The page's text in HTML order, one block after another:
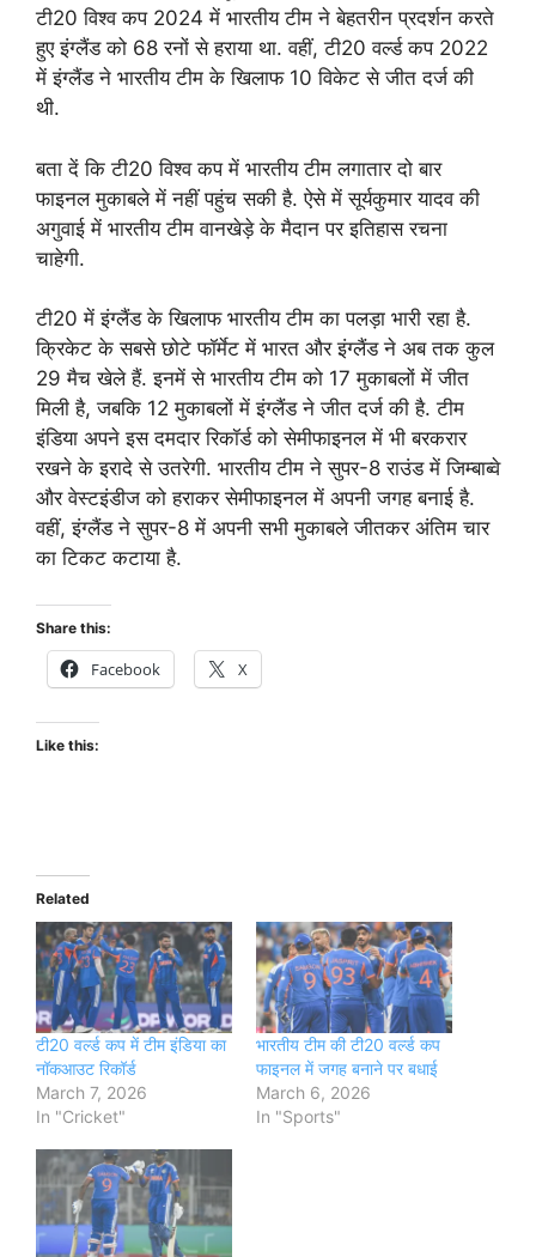
टी20 विश्व कप 2024 में भारतीय टीम ने बेहतरीन प्रदर्शन करते
हुए इंग्लैंड को 68 रनों से हराया था. वहीं, टी20 वर्ल्ड कप 2022
में इंग्लैंड ने भारतीय टीम के खिलाफ 10 विकेट से जीत दर्ज की
थी.
बता दें कि टी20 विश्व कप में भारतीय टीम लगातार दो बार
फाइनल मुकाबले में नहीं पहुंच सकी है. ऐसे में सूर्यकुमार यादव की
अगुवाई में भारतीय टीम वानखेड़े के मैदान पर इतिहास रचना
चाहेगी.
टी20 में इंग्लैंड के खिलाफ भारतीय टीम का पलड़ा भारी रहा है.
क्रिकेट के सबसे छोटे फॉर्मेट में भारत और इंग्लैंड ने अब तक कुल
29 मैच खेले हैं. इनमें से भारतीय टीम को 17 मुकाबलों में जीत
मिली है, जबकि 12 मुकाबलों में इंग्लैंड ने जीत दर्ज की है. टीम
इंडिया अपने इस दमदार रिकॉर्ड को सेमीफाइनल में भी बरकरार
रखने के इरादे से उतरेगी. भारतीय टीम ने सुपर-8 राउंड में जिम्बाब्वे
और वेस्टइंडीज को हराकर सेमीफाइनल में अपनी जगह बनाई है.
वहीं, इंग्लैंड ने सुपर-8 में अपनी सभी मुकाबले जीतकर अंतिम चार
का टिकट कटाया है.
Share this:
Facebook X
Like this:
Related
टी20 वर्ल्ड कप में टीम इंडिया का
नॉकआउट रिकॉर्ड
March 7, 2026
In "Cricket"
भारतीय टीम की टी20 वर्ल्ड कप
फाइनल में जगह बनाने पर बधाई
March 6, 2026
In "Sports"